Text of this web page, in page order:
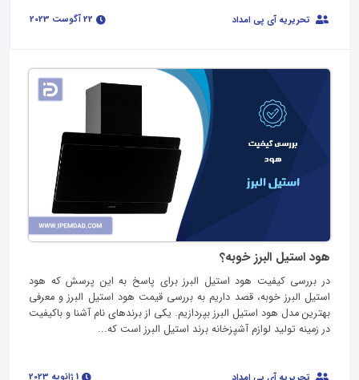
تحریریه آی پی امداد
هود استیل البرز خوبه؟
در بررسی کیفیت هود استیل البرز برای پاسخ به این پرسش که هود
استیل البرز خوبه، قصد داریم به بررسی قیمت هود استیل البرز و معرفی
بهترین مدل هود استیل البرز بپردازیم. یکی از برندهای نام آشنا و باکیفیت
در زمینه تولید لوازم آشپزخانه برند استیل البرز است که...